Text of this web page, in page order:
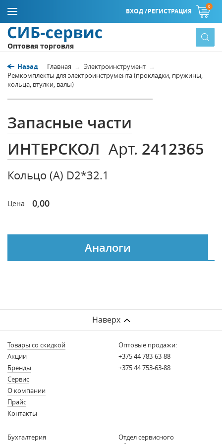
ВХОД /РЕГИСТРАЦИЯ
0
Оптовая торговля
Назад Главная
Электроинструмент
Ремкомплекты для электроинструмента (прокладки, пружины,
кольца, втулки, валы)
Запасные части
ИНТЕРСКОЛ Арт. 2412365
Кольцо (A) D2*32.1
Цена 0,00
Аналоги
Наверх
Товары со скидкой
Акции
Бренды
Сервис
О компании
Прайс
Контакты
Оптовые продажи:
+375 44 783-63-88
+375 44 753-63-88
Бухгалтерия
Отдел сервисного